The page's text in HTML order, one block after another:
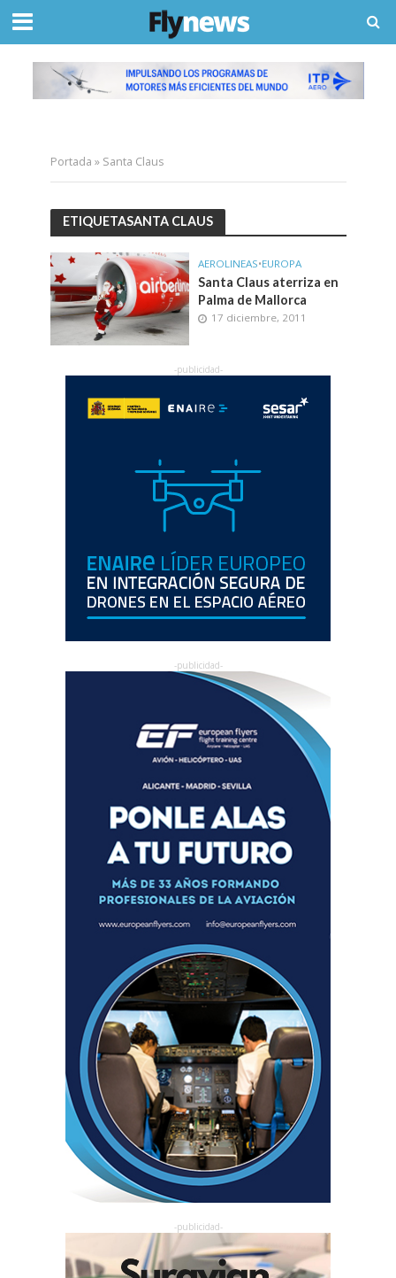
Portada » Santa Claus
ETIQUETASANTA CLAUS
AEROLINEAS•EUROPA
Santa Claus aterriza en
Palma de Mallorca
17 diciembre, 2011